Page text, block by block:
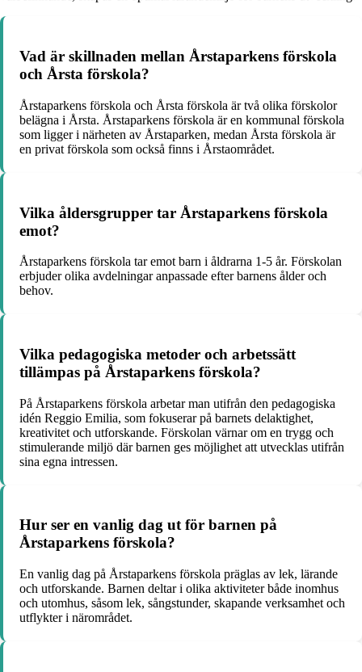
Vad är skillnaden mellan Årstaparkens förskola
och Årsta förskola?
Årstaparkens förskola och Årsta förskola är två olika förskolor
belägna i Årsta. Årstaparkens förskola är en kommunal förskola
som ligger i närheten av Årstaparken, medan Årsta förskola är
en privat förskola som också finns i Årstaområdet.
Vilka åldersgrupper tar Årstaparkens förskola
emot?
Årstaparkens förskola tar emot barn i åldrarna 1-5 år. Förskolan
erbjuder olika avdelningar anpassade efter barnens ålder och
behov.
Vilka pedagogiska metoder och arbetssätt
tillämpas på Årstaparkens förskola?
På Årstaparkens förskola arbetar man utifrån den pedagogiska
idén Reggio Emilia, som fokuserar på barnets delaktighet,
kreativitet och utforskande. Förskolan värnar om en trygg och
stimulerande miljö där barnen ges möjlighet att utvecklas utifrån
sina egna intressen.
Hur ser en vanlig dag ut för barnen på
Årstaparkens förskola?
En vanlig dag på Årstaparkens förskola präglas av lek, lärande
och utforskande. Barnen deltar i olika aktiviteter både inomhus
och utomhus, såsom lek, sångstunder, skapande verksamhet och
utflykter i närområdet.